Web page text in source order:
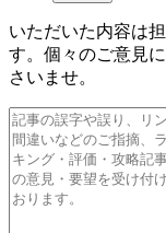
いただいた内容は
す。個々のご意見
さいませ。